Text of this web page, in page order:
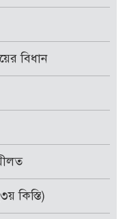
বিধান
কিস্তি)